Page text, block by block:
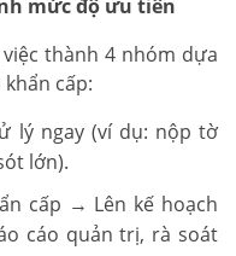
mức độ ưu tiên
thành 4 nhóm dựa
cấp:
lý ngay (ví dụ: nộp tờ
lớn).
cấp → Lên kế hoạch
cáo quản trị, rà soát